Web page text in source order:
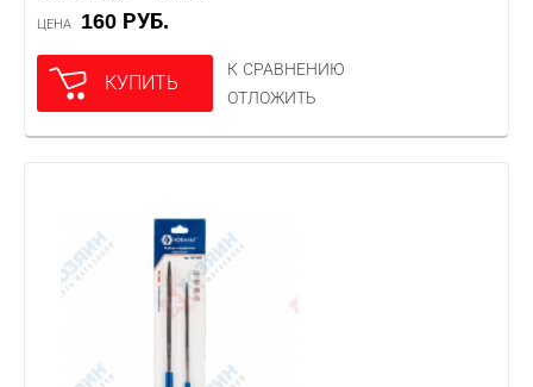
ЦЕНА 160 РУБ.
КУПИТЬ
К СРАВНЕНИЮ
ОТЛОЖИТЬ